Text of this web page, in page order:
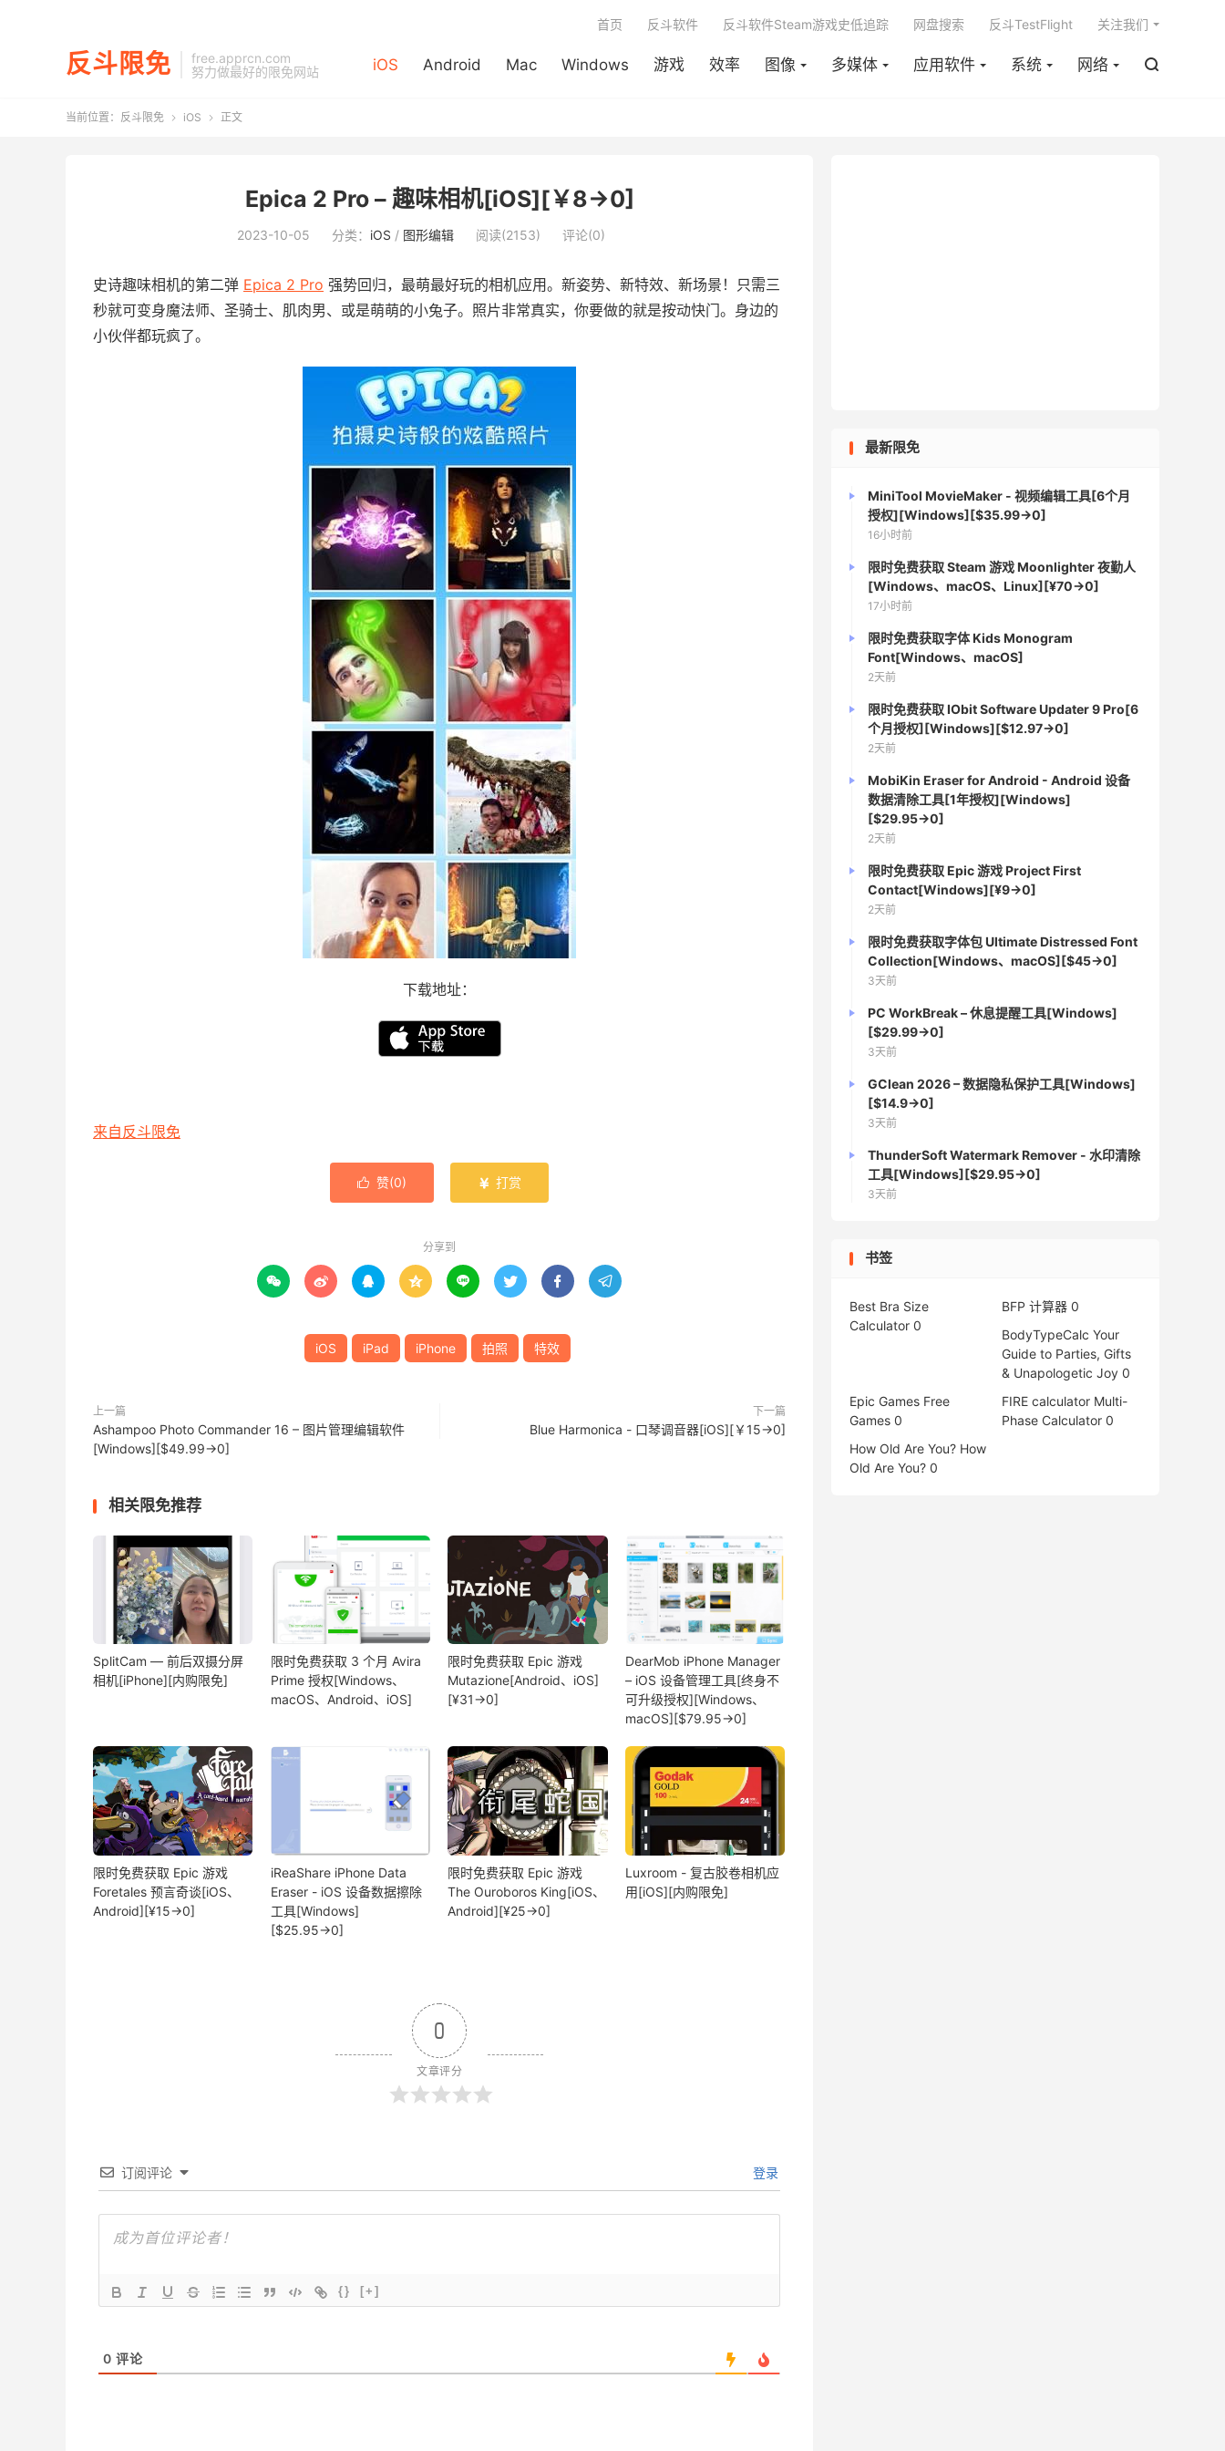
反斗限免
free.apprcn.com
努力做最好的限免网站
iOS Android Mac Windows 游戏 效率 图像 多媒体 应用软件 系统 网络 
首页 反斗软件 反斗软件Steam游戏史低追踪 网盘搜索 反斗TestFlight 关注我们
当前位置： 反斗限免  iOS  正文
Epica 2 Pro – 趣味相机[iOS][￥8→0]
2023-10-05 分类： iOS / 图形编辑 阅读(2153) 评论(0)
史诗趣味相机的第二弹 Epica 2 Pro 强势回归，最萌最好玩的相机应用。新姿势、新特效、新场景！只需三
秒就可变身魔法师、圣骑士、肌肉男、或是萌萌的小兔子。照片非常真实，你要做的就是按动快门。身边的
小伙伴都玩疯了。
下载地址：
来自反斗限免
 赞(0)  打赏
分享到
       
iOS iPad iPhone 拍照 特效
上一篇
Ashampoo Photo Commander 16 – 图片管理编辑软件
[Windows][$49.99→0]
下一篇
Blue Harmonica - 口琴调音器[iOS][￥15→0]
相关限免推荐
SplitCam — 前后双摄分屏
相机[iPhone][内购限免]
限时免费获取 3 个月 Avira
Prime 授权[Windows、
macOS、Android、iOS]
限时免费获取 Epic 游戏
Mutazione[Android、iOS]
[¥31→0]
DearMob iPhone Manager
– iOS 设备管理工具[终身不
可升级授权][Windows、
macOS][$79.95→0]
限时免费获取 Epic 游戏
Foretales 预言奇谈[iOS、
Android][¥15→0]
iReaShare iPhone Data
Eraser - iOS 设备数据擦除
工具[Windows]
[$25.95→0]
限时免费获取 Epic 游戏
The Ouroboros King[iOS、
Android][¥25→0]
Luxroom - 复古胶卷相机应
用[iOS][内购限免]
0
文章评分
订阅评论 登录
{} [+]
0 评论
最新限免
MiniTool MovieMaker - 视频编辑工具[6个月
授权][Windows][$35.99→0]
16小时前
限时免费获取 Steam 游戏 Moonlighter 夜勤人
[Windows、macOS、Linux][¥70→0]
17小时前
限时免费获取字体 Kids Monogram
Font[Windows、macOS]
2天前
限时免费获取 IObit Software Updater 9 Pro[6
个月授权][Windows][$12.97→0]
2天前
MobiKin Eraser for Android - Android 设备
数据清除工具[1年授权][Windows]
[$29.95→0]
2天前
限时免费获取 Epic 游戏 Project First
Contact[Windows][¥9→0]
2天前
限时免费获取字体包 Ultimate Distressed Font
Collection[Windows、macOS][$45→0]
3天前
PC WorkBreak – 休息提醒工具[Windows]
[$29.99→0]
3天前
GClean 2026 – 数据隐私保护工具[Windows]
[$14.9→0]
3天前
ThunderSoft Watermark Remover - 水印清除
工具[Windows][$29.95→0]
3天前
书签
Best Bra Size
Calculator 0
BFP 计算器 0
BodyTypeCalc Your
Guide to Parties, Gifts
& Unapologetic Joy 0
Epic Games Free
Games 0
FIRE calculator Multi-
Phase Calculator 0
How Old Are You? How
Old Are You? 0